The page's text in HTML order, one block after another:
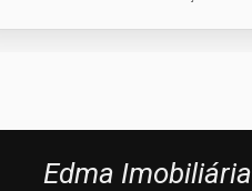
Edma Imobiliária